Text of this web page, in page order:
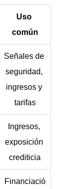
Uso
común
Señales de
seguridad,
ingresos y
tarifas
Ingresos,
exposición
crediticia
Financiació